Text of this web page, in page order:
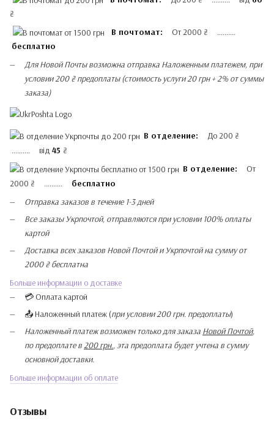
₴
В почтомат: От 2000 ₴ ..........
бесплатно
Для Новой Почты возможна отправка Наложенным платежем, при
условии 200 ₴ предоплаты (стоимость услуги 20 грн + 2% от суммы
заказа)
В отделение: До 200 ₴
.......... від 45 ₴
В отделение: От
2000 ₴ .......... бесплатно
Отправка заказов в течение 1-3 дней
Все заказы Укрпочтой, отправляются при условии 100% оплаты
картой
Доставка всех заказов Новой Почтой и Укрпочтой на сумму от
2000 ₴ бесплатна
Больше информации о доставке
💳 Оплата картой
📤 Наложенный платеж (при условии 200 грн. предоплаты)
Наложенный платеж возможен только для заказа Новой Почтой,
по предоплате в200 грн., эта предоплата будет учтена в сумму
основной доставки.
Больше информации об оплате
Отзывы